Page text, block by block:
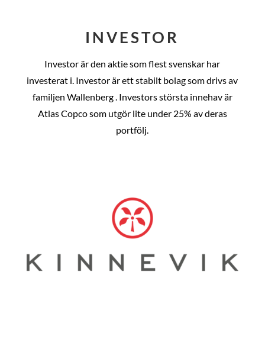
INVESTOR
Investor är den aktie som flest svenskar har
investerat i. Investor är ett stabilt bolag som drivs av
familjen Wallenberg . Investors största innehav är
Atlas Copco som utgör lite under 25% av deras
portfölj.